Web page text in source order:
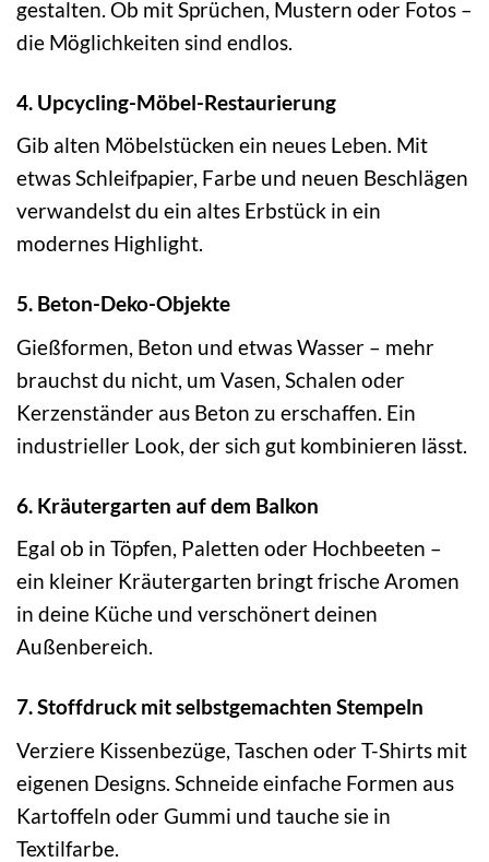
gestalten. Ob mit Sprüchen, Mustern oder Fotos –
die Möglichkeiten sind endlos.
4. Upcycling-Möbel-Restaurierung
Gib alten Möbelstücken ein neues Leben. Mit
etwas Schleifpapier, Farbe und neuen Beschlägen
verwandelst du ein altes Erbstück in ein
modernes Highlight.
5. Beton-Deko-Objekte
Gießformen, Beton und etwas Wasser – mehr
brauchst du nicht, um Vasen, Schalen oder
Kerzenständer aus Beton zu erschaffen. Ein
industrieller Look, der sich gut kombinieren lässt.
6. Kräutergarten auf dem Balkon
Egal ob in Töpfen, Paletten oder Hochbeeten –
ein kleiner Kräutergarten bringt frische Aromen
in deine Küche und verschönert deinen
Außenbereich.
7. Stoffdruck mit selbstgemachten Stempeln
Verziere Kissenbezüge, Taschen oder T-Shirts mit
eigenen Designs. Schneide einfache Formen aus
Kartoffeln oder Gummi und tauche sie in
Textilfarbe.